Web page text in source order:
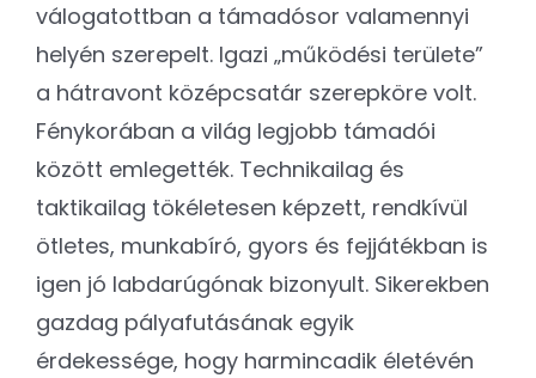
válogatottban a támadósor valamennyi
helyén szerepelt. Igazi „működési területe”
a hátravont középcsatár szerepköre volt.
Fénykorában a világ legjobb támadói
között emlegették. Technikailag és
taktikailag tökéletesen képzett, rendkívül
ötletes, munkabíró, gyors és fejjátékban is
igen jó labdarúgónak bizonyult. Sikerekben
gazdag pályafutásának egyik
érdekessége, hogy harmincadik életévén